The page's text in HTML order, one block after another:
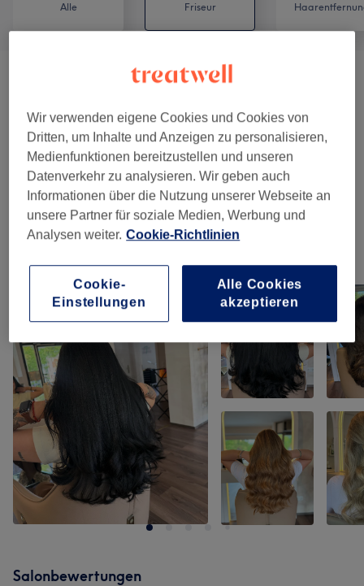
Alle Friseur
Damen - Haarschnitt ( 3)
Damen - Farbe & Coloration (9) ab 45 €
Spezial (2)
Herren - Haarschnitte ( 2) ab 25 €
Bild anklicken für weitere Details
Salonbewertungen
Wir verwenden eigene Cookies und Cookies von
Dritten, um Inhalte und Anzeigen zu personalisieren,
Medienfunktionen bereitzustellen und unseren
Datenverkehr zu analysieren. Wir geben auch
Informationen über die Nutzung unserer Webseite an
unsere Partner für soziale Medien, Werbung und
Analysen weiter. Cookie-Richtlinien
Cookie-
Einstellungen
Alle Cookies
akzeptieren